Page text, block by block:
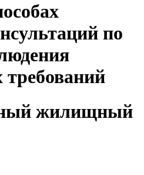
по
требований
жилищный